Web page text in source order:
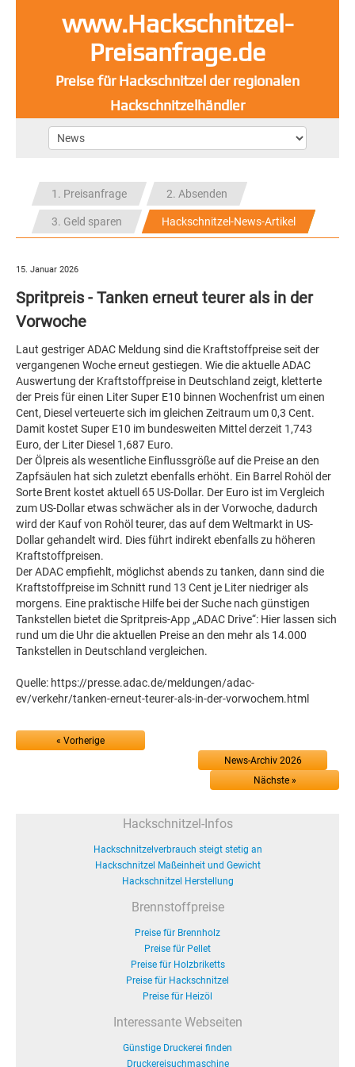
www.Hackschnitzel-
Preisanfrage.de
Preise für Hackschnitzel der regionalen
Hackschnitzelhändler
1. Preisanfrage 2. Absenden
3. Geld sparen Hackschnitzel-News-Artikel
15. Januar 2026
Spritpreis - Tanken erneut teurer als in der
Vorwoche
Laut gestriger ADAC Meldung sind die Kraftstoffpreise seit der
vergangenen Woche erneut gestiegen. Wie die aktuelle ADAC
Auswertung der Kraftstoffpreise in Deutschland zeigt, kletterte
der Preis für einen Liter Super E10 binnen Wochenfrist um einen
Cent, Diesel verteuerte sich im gleichen Zeitraum um 0,3 Cent.
Damit kostet Super E10 im bundesweiten Mittel derzeit 1,743
Euro, der Liter Diesel 1,687 Euro.
Der Ölpreis als wesentliche Einflussgröße auf die Preise an den
Zapfsäulen hat sich zuletzt ebenfalls erhöht. Ein Barrel Rohöl der
Sorte Brent kostet aktuell 65 US-Dollar. Der Euro ist im Vergleich
zum US-Dollar etwas schwächer als in der Vorwoche, dadurch
wird der Kauf von Rohöl teurer, das auf dem Weltmarkt in US-
Dollar gehandelt wird. Dies führt indirekt ebenfalls zu höheren
Kraftstoffpreisen.
Der ADAC empfiehlt, möglichst abends zu tanken, dann sind die
Kraftstoffpreise im Schnitt rund 13 Cent je Liter niedriger als
morgens. Eine praktische Hilfe bei der Suche nach günstigen
Tankstellen bietet die Spritpreis-App „ADAC Drive“: Hier lassen sich
rund um die Uhr die aktuellen Preise an den mehr als 14.000
Tankstellen in Deutschland vergleichen.
Quelle: https://presse.adac.de/meldungen/adac-
ev/verkehr/tanken-erneut-teurer-als-in-der-vorwochem.html
« Vorherige
News-Archiv 2026
Nächste »
Hackschnitzel-Infos
Hackschnitzelverbrauch steigt stetig an
Hackschnitzel Maßeinheit und Gewicht
Hackschnitzel Herstellung
Brennstoffpreise
Preise für Brennholz
Preise für Pellet
Preise für Holzbriketts
Preise für Hackschnitzel
Preise für Heizöl
Interessante Webseiten
Günstige Druckerei finden
Druckereisuchmaschine